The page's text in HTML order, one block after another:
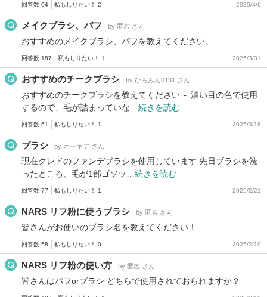
回答数 94 私もしりたい！ 2 2025/4/6
メイクブラシ、パフ by 匿名 さん
おすすめのメイクブラシ、パフを教えてください。
回答数 187 私もしりたい！ 1 2025/3/31
おすすめのチークブラシ by ひろみん0131 さん
おすすめのチークブラシを教えてください～ 濃い目の色で使用
するので、毛が詰まっていな… 続きを読む
回答数 61 私もしりたい！ 1 2025/3/18
ブラシ by オーキデ さん
現在クレドのファンデブラシを使用しています 先日ブラシを洗
ったところ、毛が1部ゴソッ… 続きを読む
回答数 77 私もしりたい！ 1 2025/2/21
NARS リフ粉に使うブラシ by 匿名 さん
皆さんがお使いのブラシ名を教えてください！
回答数 58 私もしりたい！ 0 2025/2/19
NARS リフ粉の使い方 by 匿名 さん
皆さんはパフorブラシ どちらで使用されておられますか？